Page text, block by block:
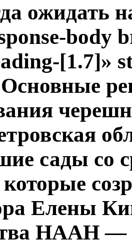
ожидать
body
[1.7]»
сады со
Елены
НААН —